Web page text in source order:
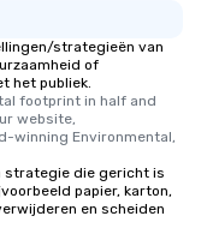
strategieën van
of
het publiek.
footprint in half and
website,
winning Environmental,
strategie die gericht is
papier, karton,
en scheiden